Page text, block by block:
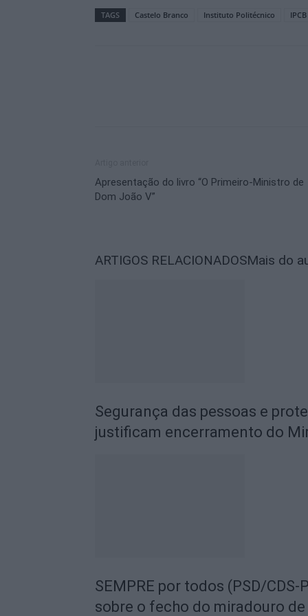
TAGS Castelo Branco Instituto Politécnico IPCB
Apresentação do livro “O Primeiro-Ministro de
Dom João V”
ARTIGOS RELACIONADOSMais do
Segurança das pessoas e
justificam encerramento do
SEMPRE por todos (PSD/
sobre o fecho do miradouro de